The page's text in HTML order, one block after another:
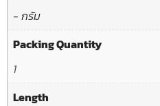
- กรัม
Packing Quantity
1
Length